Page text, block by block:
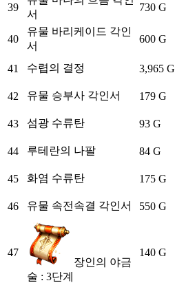
39
서
730 G
40
유물 바리케이드 각인
서
600 G
41
수렵의 결정 3,965 G
42
유물 승부사 각인서 179 G
43
섬광 수류탄 93 G
44
루테란의 나팔 84 G
45
화염 수류탄 175 G
46
유물 속전속결 각인서 550 G
47
장인의 야금
술 : 3단계
140 G